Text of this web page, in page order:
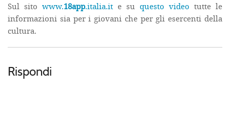
Sul sito www.18app.italia.it e su questo video tutte le
informazioni sia per i giovani che per gli esercenti della
cultura.
Rispondi